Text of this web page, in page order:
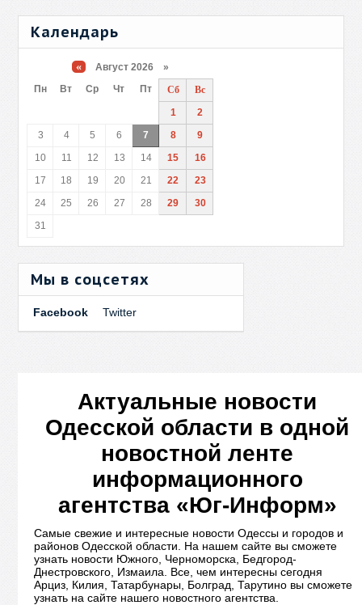
Календарь
« Август 2026 »
Пн
Вт Ср Чт Пт Сб
Вс
1
2
3
4 5 6 7 8
9
10
11 12 13 14 15
16
17
18 19 20 21 22
23
24
25 26 27 28 29
30
31
Мы в соцсетях
Facebook Twitter
Актуальные новости
Одесской области в одной
новостной ленте
информационного
агентства «Юг-Информ»
Самые свежие и интересные новости Одессы и городов и
районов Одесской области. На нашем сайте вы сможете
узнать новости Южного, Черноморска, Бедгород-
Днестровского, Измаила. Все, чем интересны сегодня
Арциз, Килия, Татарбунары, Болград, Тарутино вы сможете
узнать на сайте нашего новостного агентства.